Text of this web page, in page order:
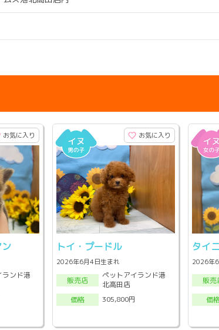
お気に入り
ンド港
お気に入り
トイ・プードル
2026年6月4日生まれ
販売店
ペットアイランド港
北高田店
価格
305,800円
タイ
2026年
販売
価